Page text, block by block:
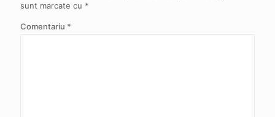
sunt marcate cu *
Comentariu *